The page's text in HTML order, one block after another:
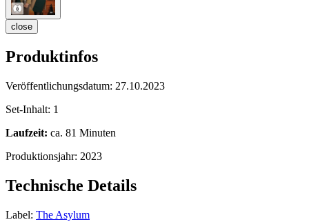
close
Produktinfos
Veröffentlichungsdatum: 27.10.2023
Set-Inhalt: 1
Laufzeit: ca. 81 Minuten
Produktionsjahr: 2023
Technische Details
Label: The Asylum